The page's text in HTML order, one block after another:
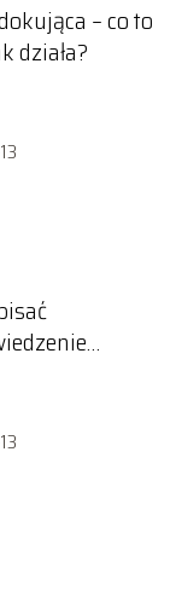
– co to
działa?